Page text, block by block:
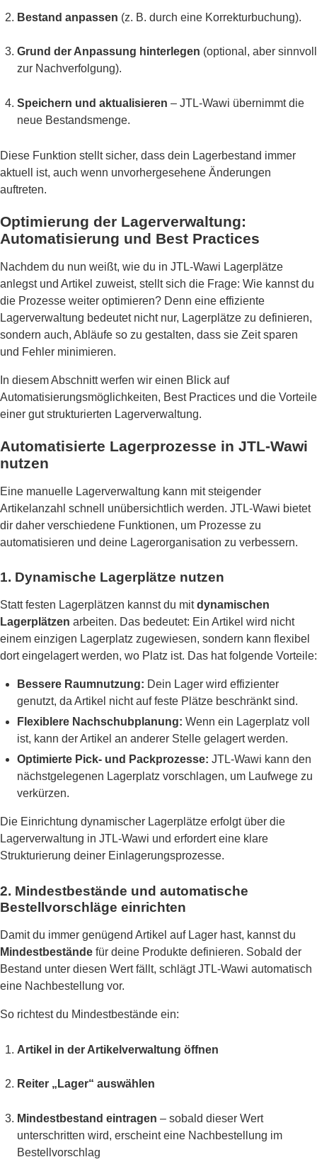
Bestand anpassen (z. B. durch eine Korrekturbuchung).
Grund der Anpassung hinterlegen (optional, aber sinnvoll
zur Nachverfolgung).
Speichern und aktualisieren – JTL-Wawi übernimmt die
neue Bestandsmenge.
Diese Funktion stellt sicher, dass dein Lagerbestand immer
aktuell ist, auch wenn unvorhergesehene Änderungen
auftreten.
Optimierung der Lagerverwaltung:
Automatisierung und Best Practices
Nachdem du nun weißt, wie du in JTL-Wawi Lagerplätze
anlegst und Artikel zuweist, stellt sich die Frage: Wie kannst du
die Prozesse weiter optimieren? Denn eine effiziente
Lagerverwaltung bedeutet nicht nur, Lagerplätze zu definieren,
sondern auch, Abläufe so zu gestalten, dass sie Zeit sparen
und Fehler minimieren.
In diesem Abschnitt werfen wir einen Blick auf
Automatisierungsmöglichkeiten, Best Practices und die Vorteile
einer gut strukturierten Lagerverwaltung.
Automatisierte Lagerprozesse in JTL-Wawi
nutzen
Eine manuelle Lagerverwaltung kann mit steigender
Artikelanzahl schnell unübersichtlich werden. JTL-Wawi bietet
dir daher verschiedene Funktionen, um Prozesse zu
automatisieren und deine Lagerorganisation zu verbessern.
1. Dynamische Lagerplätze nutzen
Statt festen Lagerplätzen kannst du mitdynamischen
Lagerplätzen arbeiten. Das bedeutet: Ein Artikel wird nicht
einem einzigen Lagerplatz zugewiesen, sondern kann flexibel
dort eingelagert werden, wo Platz ist. Das hat folgende Vorteile:
Bessere Raumnutzung: Dein Lager wird effizienter
genutzt, da Artikel nicht auf feste Plätze beschränkt sind.
Flexiblere Nachschubplanung: Wenn ein Lagerplatz voll
ist, kann der Artikel an anderer Stelle gelagert werden.
Optimierte Pick- und Packprozesse: JTL-Wawi kann den
nächstgelegenen Lagerplatz vorschlagen, um Laufwege zu
verkürzen.
Die Einrichtung dynamischer Lagerplätze erfolgt über die
Lagerverwaltung in JTL-Wawi und erfordert eine klare
Strukturierung deiner Einlagerungsprozesse.
2. Mindestbestände und automatische
Bestellvorschläge einrichten
Damit du immer genügend Artikel auf Lager hast, kannst du
Mindestbestände für deine Produkte definieren. Sobald der
Bestand unter diesen Wert fällt, schlägt JTL-Wawi automatisch
eine Nachbestellung vor.
So richtest du Mindestbestände ein:
Artikel in der Artikelverwaltung öffnen
Reiter „Lager“ auswählen
Mindestbestand eintragen – sobald dieser Wert
unterschritten wird, erscheint eine Nachbestellung im
Bestellvorschlag